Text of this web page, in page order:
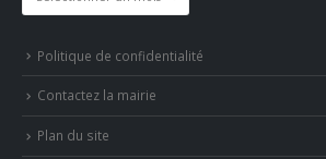
des
Politique de confidentialité
Contactez la mairie
Plan du site